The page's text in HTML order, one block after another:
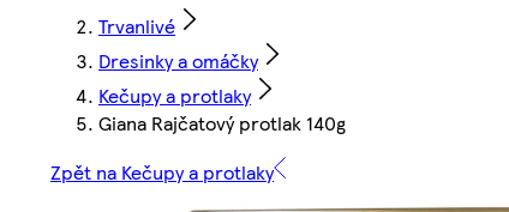
Trvanlivé
Dresinky a omáčky
Kečupy a protlaky
Giana Rajčatový protlak 140g
Zpět na Kečupy a protlaky